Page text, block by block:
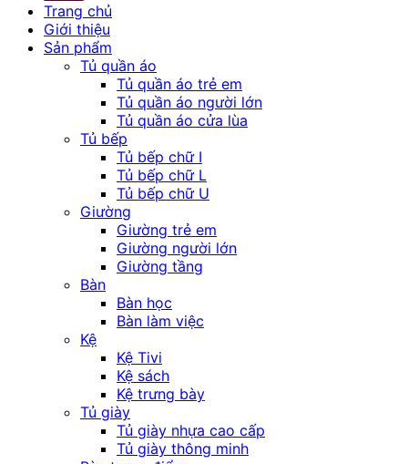
Trang chủ
Giới thiệu
Sản phẩm
Tủ quần áo
Tủ quần áo trẻ em
Tủ quần áo người lớn
Tủ quần áo cửa lùa
Tủ bếp
Tủ bếp chữ I
Tủ bếp chữ L
Tủ bếp chữ U
Giường
Giường trẻ em
Giường người lớn
Giường tầng
Bàn
Bàn học
Bàn làm việc
Kệ
Kệ Tivi
Kệ sách
Kệ trưng bày
Tủ giày
Tủ giày nhựa cao cấp
Tủ giày thông minh